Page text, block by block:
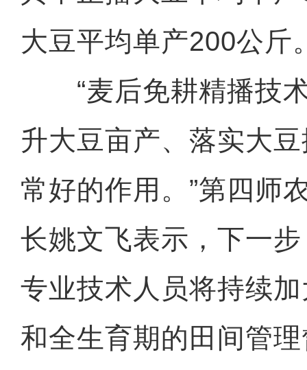
大豆平均单产200公斤
“麦后免耕精播技术
升大豆亩产、落实大
常好的作用。”第四师
长姚文飞表示，下一
专业技术人员将持续
和全生育期的田间管